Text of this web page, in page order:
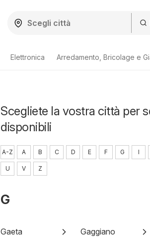
Elettronica Arredamento, Bricolage e
Scegliete la vostra città per
disponibili
A-Z A B C D E F G I
U V Z
G
Gaeta Gaggiano